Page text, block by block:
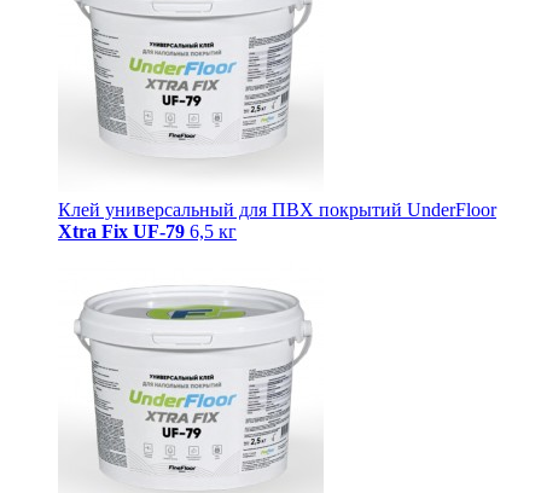
Клей универсальный для ПВХ покрытий UnderFloor
Xtra Fix UF-79 6,5 кг